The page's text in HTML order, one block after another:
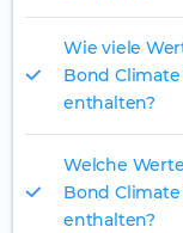
Wie viele
Bond Climate
enthalten?
Welche
Bond Climate
enthalten?